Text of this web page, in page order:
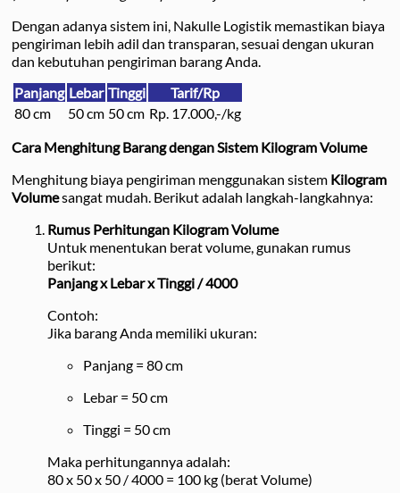
Dengan adanya sistem ini, Nakulle Logistik memastikan biaya
pengiriman lebih adil dan transparan, sesuai dengan ukuran
dan kebutuhan pengiriman barang Anda.
Panjang Lebar Tinggi
Tarif/Rp
80 cm
50 cm 50 cm Rp. 17.000,-/kg
Cara Menghitung Barang dengan Sistem Kilogram Volume
Menghitung biaya pengiriman menggunakan sistem Kilogram
Volumesangat mudah. Berikut adalah langkah-langkahnya:
Rumus Perhitungan Kilogram Volume
Untuk menentukan berat volume, gunakan rumus
berikut:
Panjang x Lebar x Tinggi / 4000
Contoh:
Jika barang Anda memiliki ukuran:
Panjang = 80 cm
Lebar = 50 cm
Tinggi = 50 cm
Maka perhitungannya adalah:
80 x 50 x 50 / 4000 = 100 kg (berat Volume)